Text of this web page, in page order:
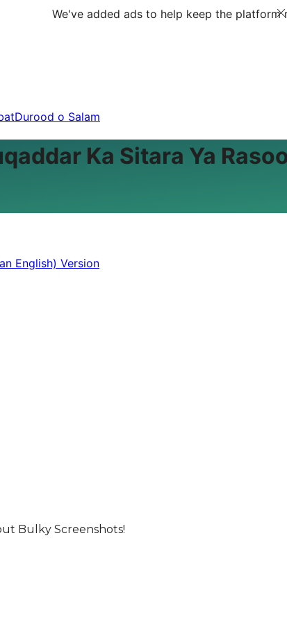
We've added ads to help keep the platform
Durood o Salam
Ka Sitara Ya
English) Version
Bulky Screenshots!